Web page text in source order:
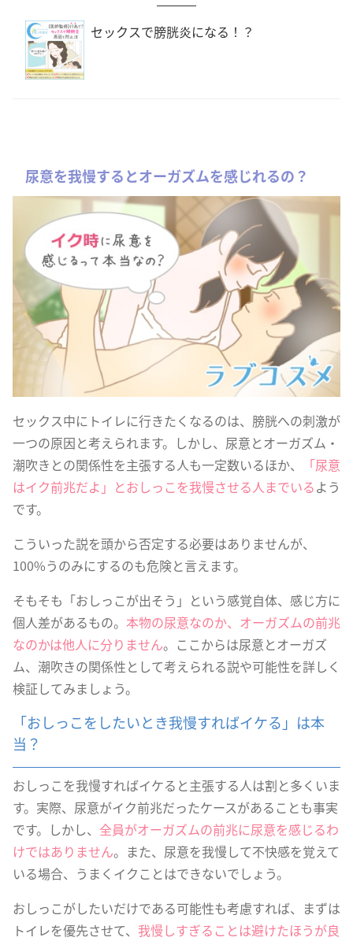
セックスで膀胱炎になる！？
尿意を我慢するとオーガズムを感じれるの？
セックス中にトイレに行きたくなるのは、膀胱への刺激が
一つの原因と考えられます。しかし、尿意とオーガズム・
潮吹きとの関係性を主張する人も一定数いるほか、
「尿意
はイク前兆だよ」とおしっこを我慢させる人までいるよう
です。
こういった説を頭から否定する必要はありませんが、
100%うのみにするのも危険と言えます。
そもそも「おしっこが出そう」という感覚自体、感じ方に
個人差があるもの。 本物の尿意なのか、オーガズムの前兆
なのかは他人に分りません。ここからは尿意とオーガズ
ム、潮吹きの関係性として考えられる説や可能性を詳しく
検証してみましょう。
「おしっこをしたいとき我慢すればイケる」は本
当？
おしっこを我慢すればイケると主張する人は割と多くいま
す。実際、尿意がイク前兆だったケースがあることも事実
です。しかし、 全員がオーガズムの前兆に尿意を感じるわ
けではありません。また、尿意を我慢して不快感を覚えて
いる場合、うまくイクことはできないでしょう。
おしっこがしたいだけである可能性も考慮すれば、まずは
トイレを優先させて、 我慢しすぎることは避けたほうが良